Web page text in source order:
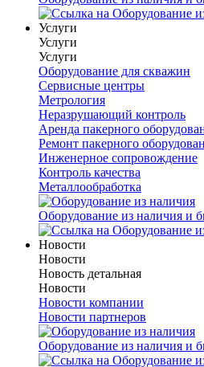
Услуги
Услуги
Услуги
Оборудование для скважин
Сервисные центры
Метрология
Неразрушающий контроль
Аренда пакерного
Ремонт пакерного
Инженерное сопровождение
Контроль качества
Металлообработка
Оборудование из наличия и
Новости
Новости
Новость детальная
Новости
Новости компании
Новости партнеров
Оборудование из наличия и